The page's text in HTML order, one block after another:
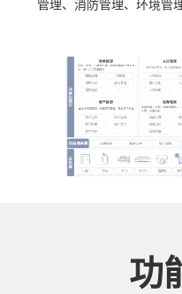
管理、消防管理、环境管
功